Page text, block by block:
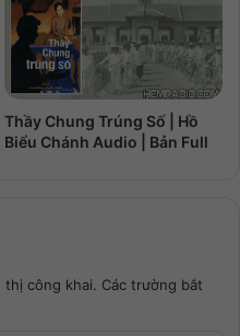
Thầy Chung Trúng Số | Hồ
Biểu Chánh Audio | Bản Full
thị công khai. Các trường bắt